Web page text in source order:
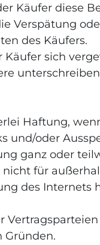
Käufer diese
Verspätung
des Käufers.
Käufer sich
Haftung,
und/oder
ganz oder
nicht für
des Internets
Gründen.